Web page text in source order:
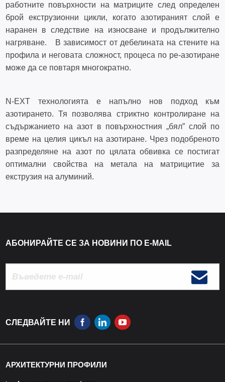
работните повърхности на матриците след определен
брой екструзионни цикли, когато азотираният слой е
наранен в следствие на износване и продължително
нагряване. В зависимост от дебелината на стените на
профила и неговата сложност, процеса по ре-азотиране
може да се повтаря многократно.
N-EXT технологията е напълно нов подход към
азотирането. Тя позволява стриктно контролиране на
съдържанието на азот в повърхностния „бял” слой по
време на целия цикъл на азотиране. Чрез подобреното
разпределяне на азот по цялата обвивка се постигат
оптимални свойства на метала на матрицитие за
екструзия на алуминий.
АБОНИРАЙТЕ СЕ ЗА НОВИНИ ПО E-MAIL
СЛЕДВАЙТЕ НИ
АРХИТЕКТУРНИ ПРОФИЛИ